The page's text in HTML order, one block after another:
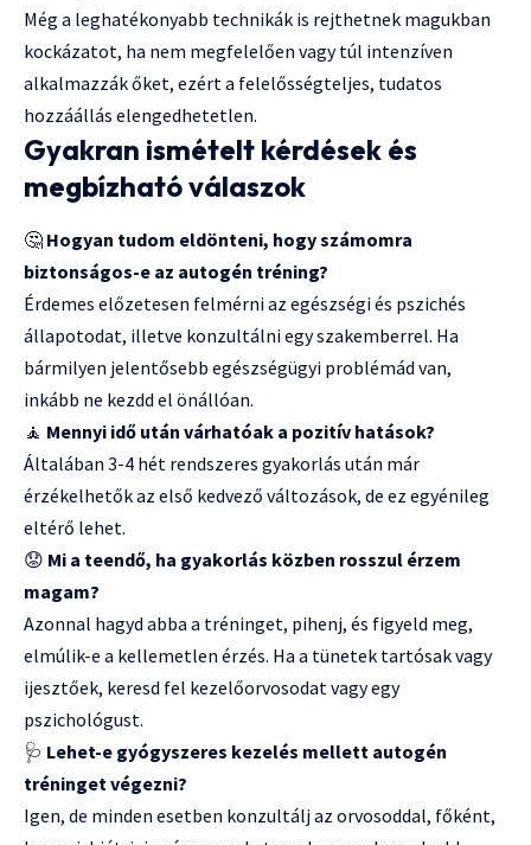
Még a leghatékonyabb technikák is rejthetnek magukban
kockázatot, ha nem megfelelően vagy túl intenzíven
alkalmazzák őket, ezért a felelősségteljes, tudatos
hozzáállás elengedhetetlen.
Gyakran ismételt kérdések és
megbízható válaszok
🤔 Hogyan tudom eldönteni, hogy számomra
biztonságos-e az autogén tréning?
Érdemes előzetesen felmérni az egészségi és pszichés
állapotodat, illetve konzultálni egy szakemberrel. Ha
bármilyen jelentősebb egészségügyi problémád van,
inkább ne kezdd el önállóan.
🧘 Mennyi idő után várhatóak a pozitív hatások?
Általában 3-4 hét rendszeres gyakorlás után már
érzékelhetők az első kedvező változások, de ez egyénileg
eltérő lehet.
😟 Mi a teendő, ha gyakorlás közben rosszul érzem
magam?
Azonnal hagyd abba a tréninget, pihenj, és figyeld meg,
elmúlik-e a kellemetlen érzés. Ha a tünetek tartósak vagy
ijesztőek, keresd fel kezelőorvosodat vagy egy
pszichológust.
🩺 Lehet-e gyógyszeres kezelés mellett autogén
tréninget végezni?
Igen, de minden esetben konzultálj az orvosoddal, főként,